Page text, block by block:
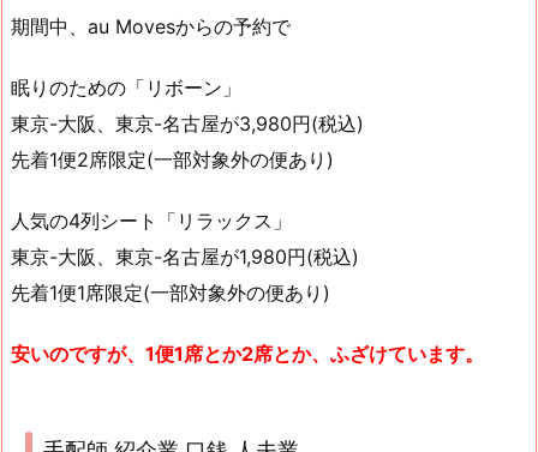
期間中、au Movesからの予約で
眠りのための「リボーン」
東京-大阪、東京-名古屋が3,980円(税込)
先着1便2席限定(一部対象外の便あり)
人気の4列シート「リラックス」
東京-大阪、東京-名古屋が1,980円(税込)
先着1便1席限定(一部対象外の便あり)
安いのですが、1便1席とか2席とか、ふざけています。